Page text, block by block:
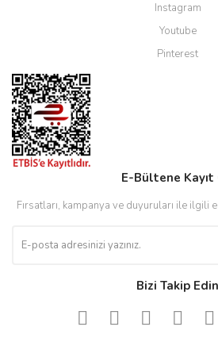
Instagram
Youtube
Pinterest
E-Bültene Kayıt
Fırsatları, kampanya ve duyuruları ile ilgili
Bizi Takip Edin